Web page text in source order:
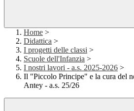
Home >
Didattica >
I progetti delle classi >
Scuole dell'Infanzia >
I nostri lavori - a.s. 2025-2026 >
Il "Piccolo Principe" e la cura del
Antey - a.s. 25/26